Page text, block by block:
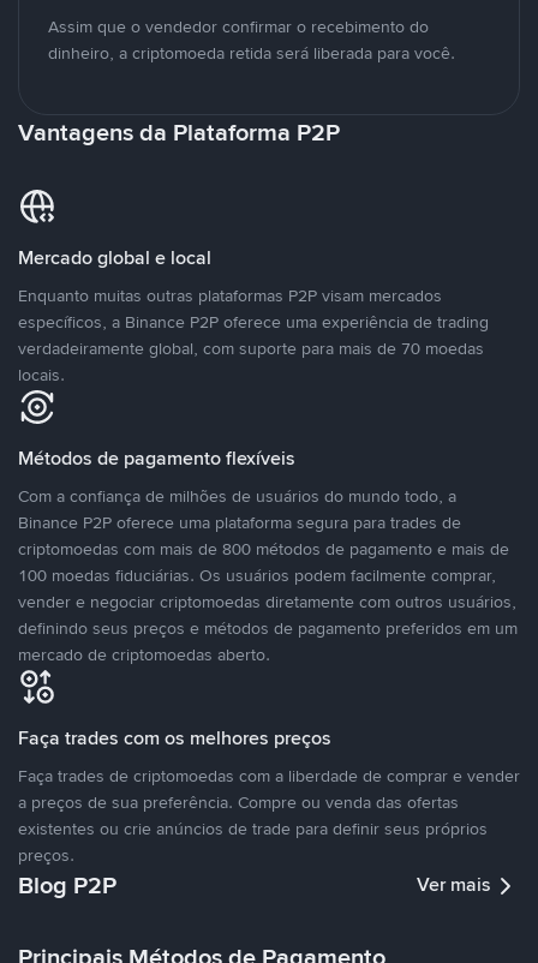
Assim que o vendedor confirmar o recebimento do
dinheiro, a criptomoeda retida será liberada para você.
Vantagens da Plataforma P2P
Mercado global e local
Enquanto muitas outras plataformas P2P visam mercados
específicos, a Binance P2P oferece uma experiência de trading
verdadeiramente global, com suporte para mais de 70 moedas
locais.
Métodos de pagamento flexíveis
Com a confiança de milhões de usuários do mundo todo, a
Binance P2P oferece uma plataforma segura para trades de
criptomoedas com mais de 800 métodos de pagamento e mais de
100 moedas fiduciárias. Os usuários podem facilmente comprar,
vender e negociar criptomoedas diretamente com outros usuários,
definindo seus preços e métodos de pagamento preferidos em um
mercado de criptomoedas aberto.
Faça trades com os melhores preços
Faça trades de criptomoedas com a liberdade de comprar e vender
a preços de sua preferência. Compre ou venda das ofertas
existentes ou crie anúncios de trade para definir seus próprios
preços.
Blog P2P Ver mais